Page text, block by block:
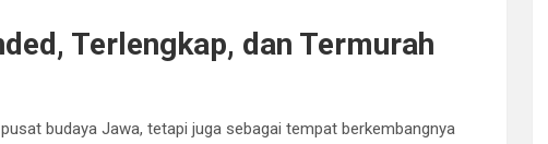
Terlengkap, dan Termurah
budaya Jawa, tetapi juga sebagai tempat berkembangnya